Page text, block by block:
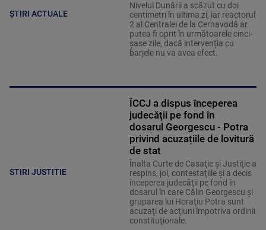
ȘTIRI ACTUALE
Nivelul Dunării a scăzut cu doi
centimetri în ultima zi, iar reactorul
2 al Centralei de la Cernavodă ar
putea fi oprit în următoarele cinci-
șase zile, dacă intervenția cu
barjele nu va avea efect.
STIRI JUSTITIE
ÎCCJ a dispus începerea
judecăţii pe fond în
dosarul Georgescu - Potra
privind acuzațiile de lovitură
de stat
Înalta Curte de Casaţie şi Justiţie a
respins, joi, contestaţiile şi a decis
începerea judecăţii pe fond în
dosarul în care Călin Georgescu şi
gruparea lui Horaţiu Potra sunt
acuzaţi de acţiuni împotriva ordinii
constituţionale.